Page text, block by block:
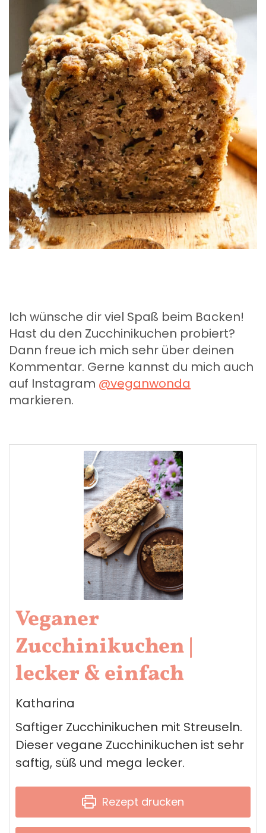
Ich wünsche dir viel Spaß beim Backen!
Hast du den Zucchinikuchen probiert?
Dann freue ich mich sehr über deinen
Kommentar. Gerne kannst du mich auch
auf Instagram @veganwonda
markieren.
Veganer
Zucchinikuchen |
lecker & einfach
Katharina
Saftiger Zucchinikuchen mit Streuseln.
Dieser vegane Zucchinikuchen ist sehr
saftig, süß und mega lecker.
Rezept drucken